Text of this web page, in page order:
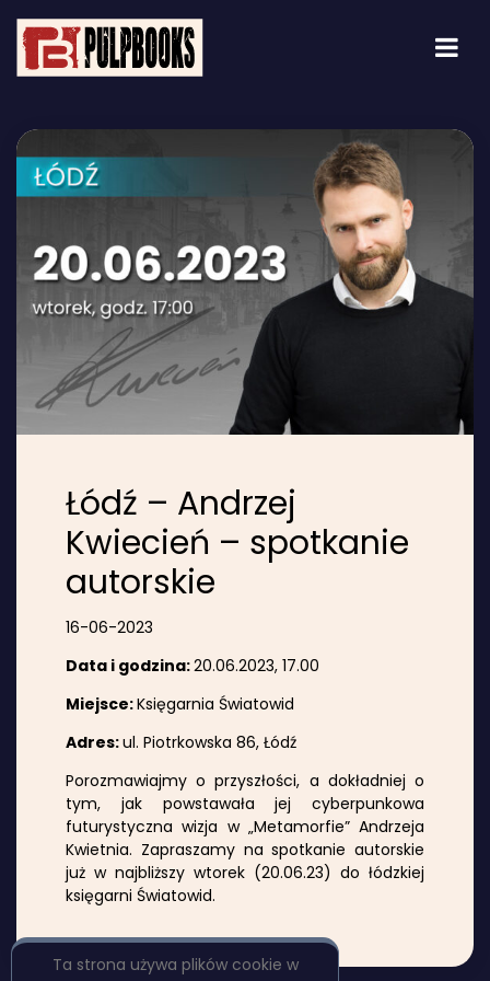
Łódź – Andrzej
Kwiecień – spotkanie
autorskie
16-06-2023
Data i godzina:20.06.2023, 17.00
Miejsce:Księgarnia Światowid
Adres:ul. Piotrkowska 86, Łódź
Porozmawiajmy o przyszłości, a dokładniej o
tym, jak powstawała jej cyberpunkowa
futurystyczna wizja w „Metamorfie” Andrzeja
Kwietnia. Zapraszamy na spotkanie autorskie
już w najbliższy wtorek (20.06.23) do łódzkiej
księgarni Światowid.
Ta strona używa plików cookie w